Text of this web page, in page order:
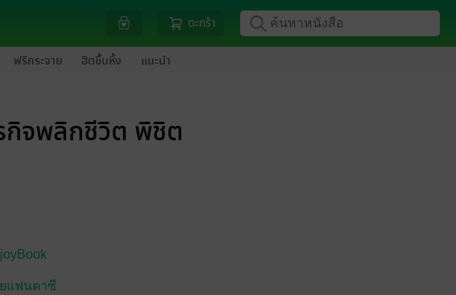
ตะกร้า
ฟรีกระจาย ฮิตขึ้นหิ้ง แนะนำ
กิจพลิกชีวิต พิชิต
แฟนตาซี